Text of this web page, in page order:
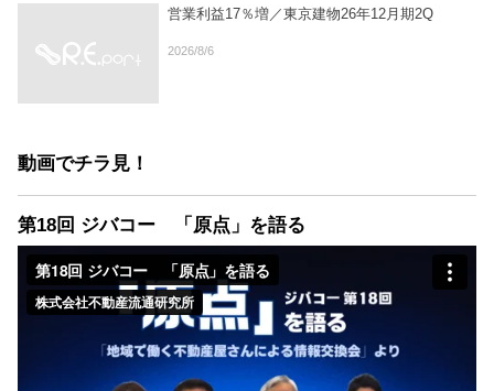
営業利益17％増／東京建物26年12月期2Q
2026/8/6
動画でチラ見！
第18回 ジバコー 「原点」を語る